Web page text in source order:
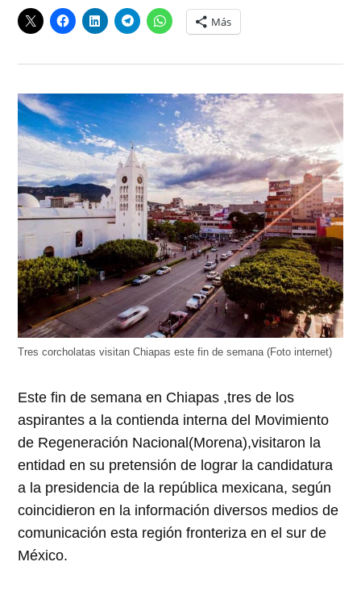
Más
Tres corcholatas visitan Chiapas este fin de semana (Foto internet)
Este fin de semana en Chiapas ,tres de los
aspirantes a la contienda interna del Movimiento
de Regeneración Nacional(Morena),visitaron la
entidad en su pretensión de lograr la candidatura
a la presidencia de la república mexicana, según
coincidieron en la información diversos medios de
comunicación esta región fronteriza en el sur de
México.